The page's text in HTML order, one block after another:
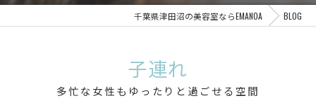
千葉県津田沼の美容室ならEMANOA BLOG
子連れ
多忙な女性もゆったりと過ごせる空間